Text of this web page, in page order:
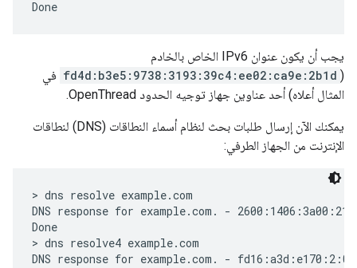
يجب أن يكون عنوان IPv6 الخاص بالخادم
(
fd4d:b3e5:9738:3193:39c4:ee02:ca9e:2b1d في
المثال أعلاه) أحد عناوين جهاز توجيه الحدود OpenThread.
يمكنك الآن إرسال طلبات بحث لنظام أسماء النطاقات (DNS) لنطاقات
الإنترنت من الجهاز الطرفي:
> dns resolve example.com
DNS response for example.com. -
Done
> dns resolve4 example.com
DNS response for example.com. -